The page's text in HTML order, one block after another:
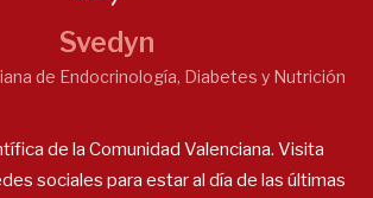
Svedyn
de Endocrinología, Diabetes y Nutrición
de la Comunidad Valenciana. Visita
sociales para estar al día de las últimas